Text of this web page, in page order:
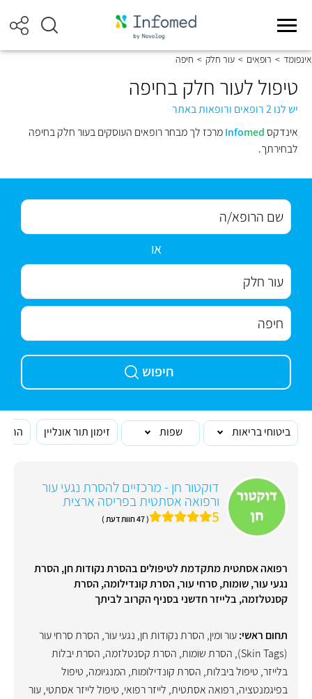
אינפומד > רופאים > עור חלק > חיפה
טיפול לעור חלק בחיפה
יש לנו 2 רופאים ורופאות באתר
אינדקס
Infomed
מרכז לך מבחר רופאים העוסקים בעור חלק בחיפה
לבחירתך.
או
חיפוש
ביטוחי בריאות שפות זימון תור אונליין
דוקטור חן - מרכזיים להסרת נגעי עור
ורפואה אסתטית בפריסה ארצית
5 ( 47 חוות דעת )
רפואה אסתטית מתקדמת לטיפולים בהסרת נקודות חן, הסרת
נגעי עור, שומות, סרחי עור, הסרת קונדילומה, הסרת
קסנטלזמה, בלייזר חדשני בסניף הקרוב לביתך
תחום ראשי:עור ומין, הסרת נקודות חן, נגעי עור, הסרת סרחי עור
(Skin Tags)
, הסרת שומות, הסרת קסנטלזמה, הסרת יבלות
בלייזר, טיפול ביבלות, הסרת קונדילומות, המנגיומה, טיפול
בפיגמנטציה,רפואה אסתטית, לייזר רפואי, טיפול לייזר אסתטי,עור